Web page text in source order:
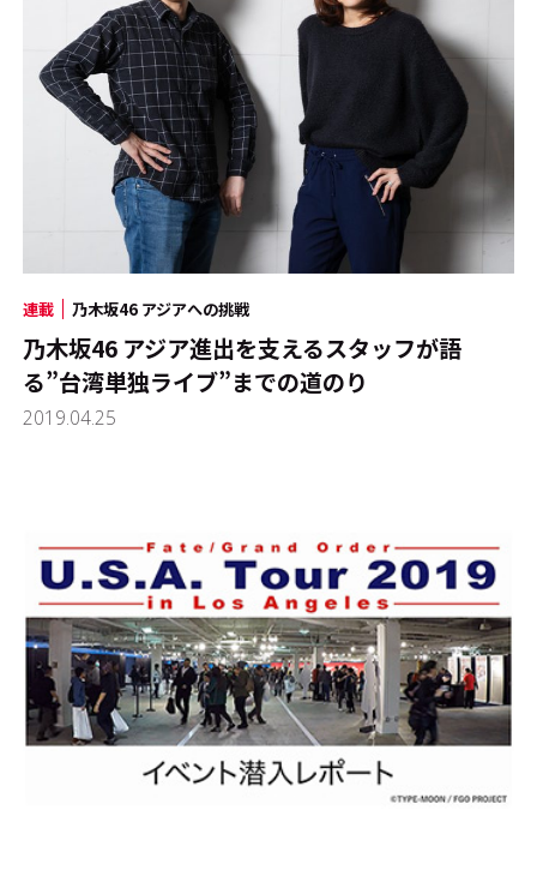
連載 乃木坂46 アジアへの挑戦
乃木坂46 アジア進出を支えるスタッフが語
る”台湾単独ライブ”までの道のり
2019.04.25